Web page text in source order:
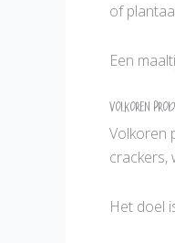
of
Een
Volkoren
Volkoren
crackers,
Het doel